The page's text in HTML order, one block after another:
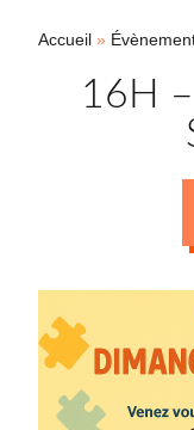
Accueil »
16H